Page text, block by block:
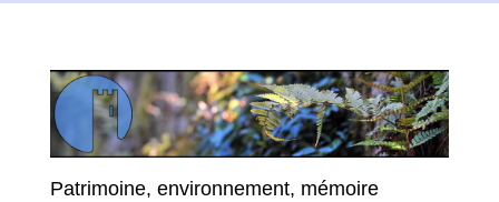
Patrimoine, environnement, mémoire